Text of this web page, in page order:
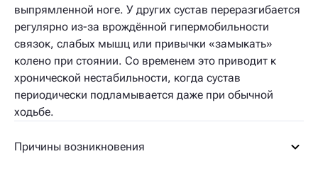
выпрямленной ноге. У других сустав переразгибается
регулярно из-за врождённой гипермобильности
связок, слабых мышц или привычки «замыкать»
колено при стоянии. Со временем это приводит к
хронической нестабильности, когда сустав
периодически подламывается даже при обычной
ходьбе.
Причины возникновения